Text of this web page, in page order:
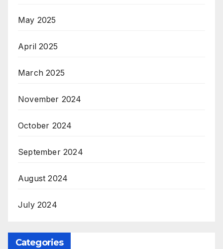
May 2025
April 2025
March 2025
November 2024
October 2024
September 2024
August 2024
July 2024
Categories